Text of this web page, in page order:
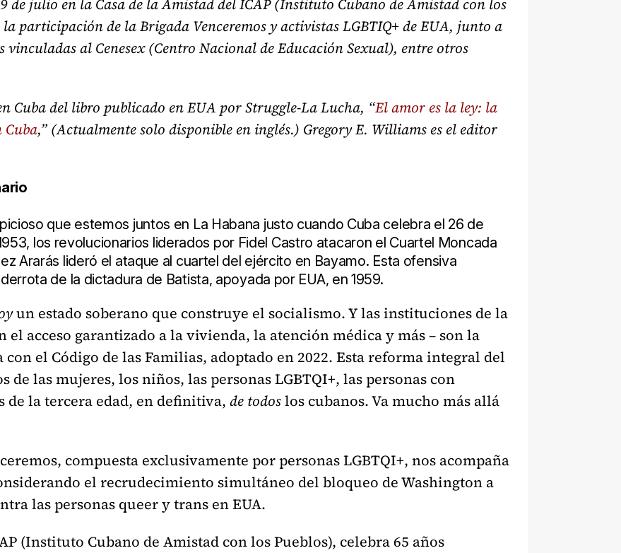
de julio en la Casa de la Amistad del ICAP (Instituto Cubano de Amistad con los
participación de la Brigada Venceremos y activistas LGBTIQ+ de EUA, junto a
vinculadas al Cenesex (Centro Nacional de Educación Sexual), entre otros
Cuba del libro publicado en EUA por Struggle-La Lucha, “El amor es la ley: la
Cuba,” (Actualmente solo disponible en inglés.) Gregory E. Williams es el editor
que estemos juntos en La Habana justo cuando Cuba celebra el 26 de
los revolucionarios liderados por Fidel Castro atacaron el Cuartel Moncada
Ararás lideró el ataque al cuartel del ejército en Bayamo. Esta ofensiva
de la dictadura de Batista, apoyada por EUA, en 1959.
un estado soberano que construye el socialismo. Y las instituciones de la
el acceso garantizado a la vivienda, la atención médica y más – son la
con el Código de las Familias, adoptado en 2022. Esta reforma integral del
de las mujeres, los niños, las personas LGBTQI+, las personas con
de la tercera edad, en definitiva, de todoslos cubanos. Va mucho más allá
compuesta exclusivamente por personas LGBTQI+, nos acompaña
el recrudecimiento simultáneo del bloqueo de Washington a
las personas queer y trans en EUA.
(Instituto Cubano de Amistad con los Pueblos), celebra 65 años